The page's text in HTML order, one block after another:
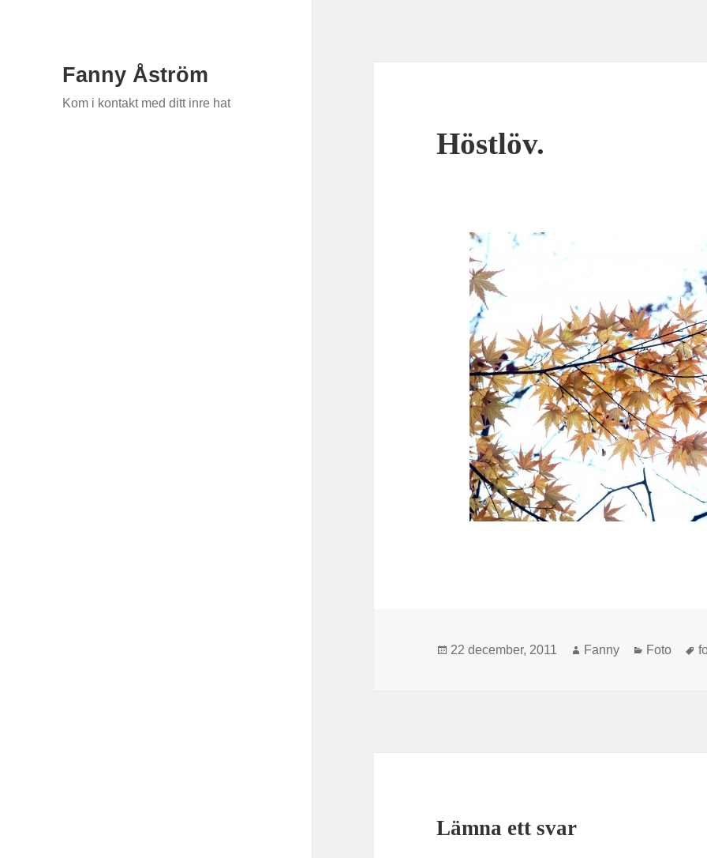
Fanny Åström
Kom i kontakt med ditt inre hat
Höstlöv.
Postat
22 december, 2011 Författare
Fanny Kategorier
Foto
Lämna ett svar